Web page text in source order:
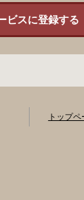
ビスに登録する
トップペ